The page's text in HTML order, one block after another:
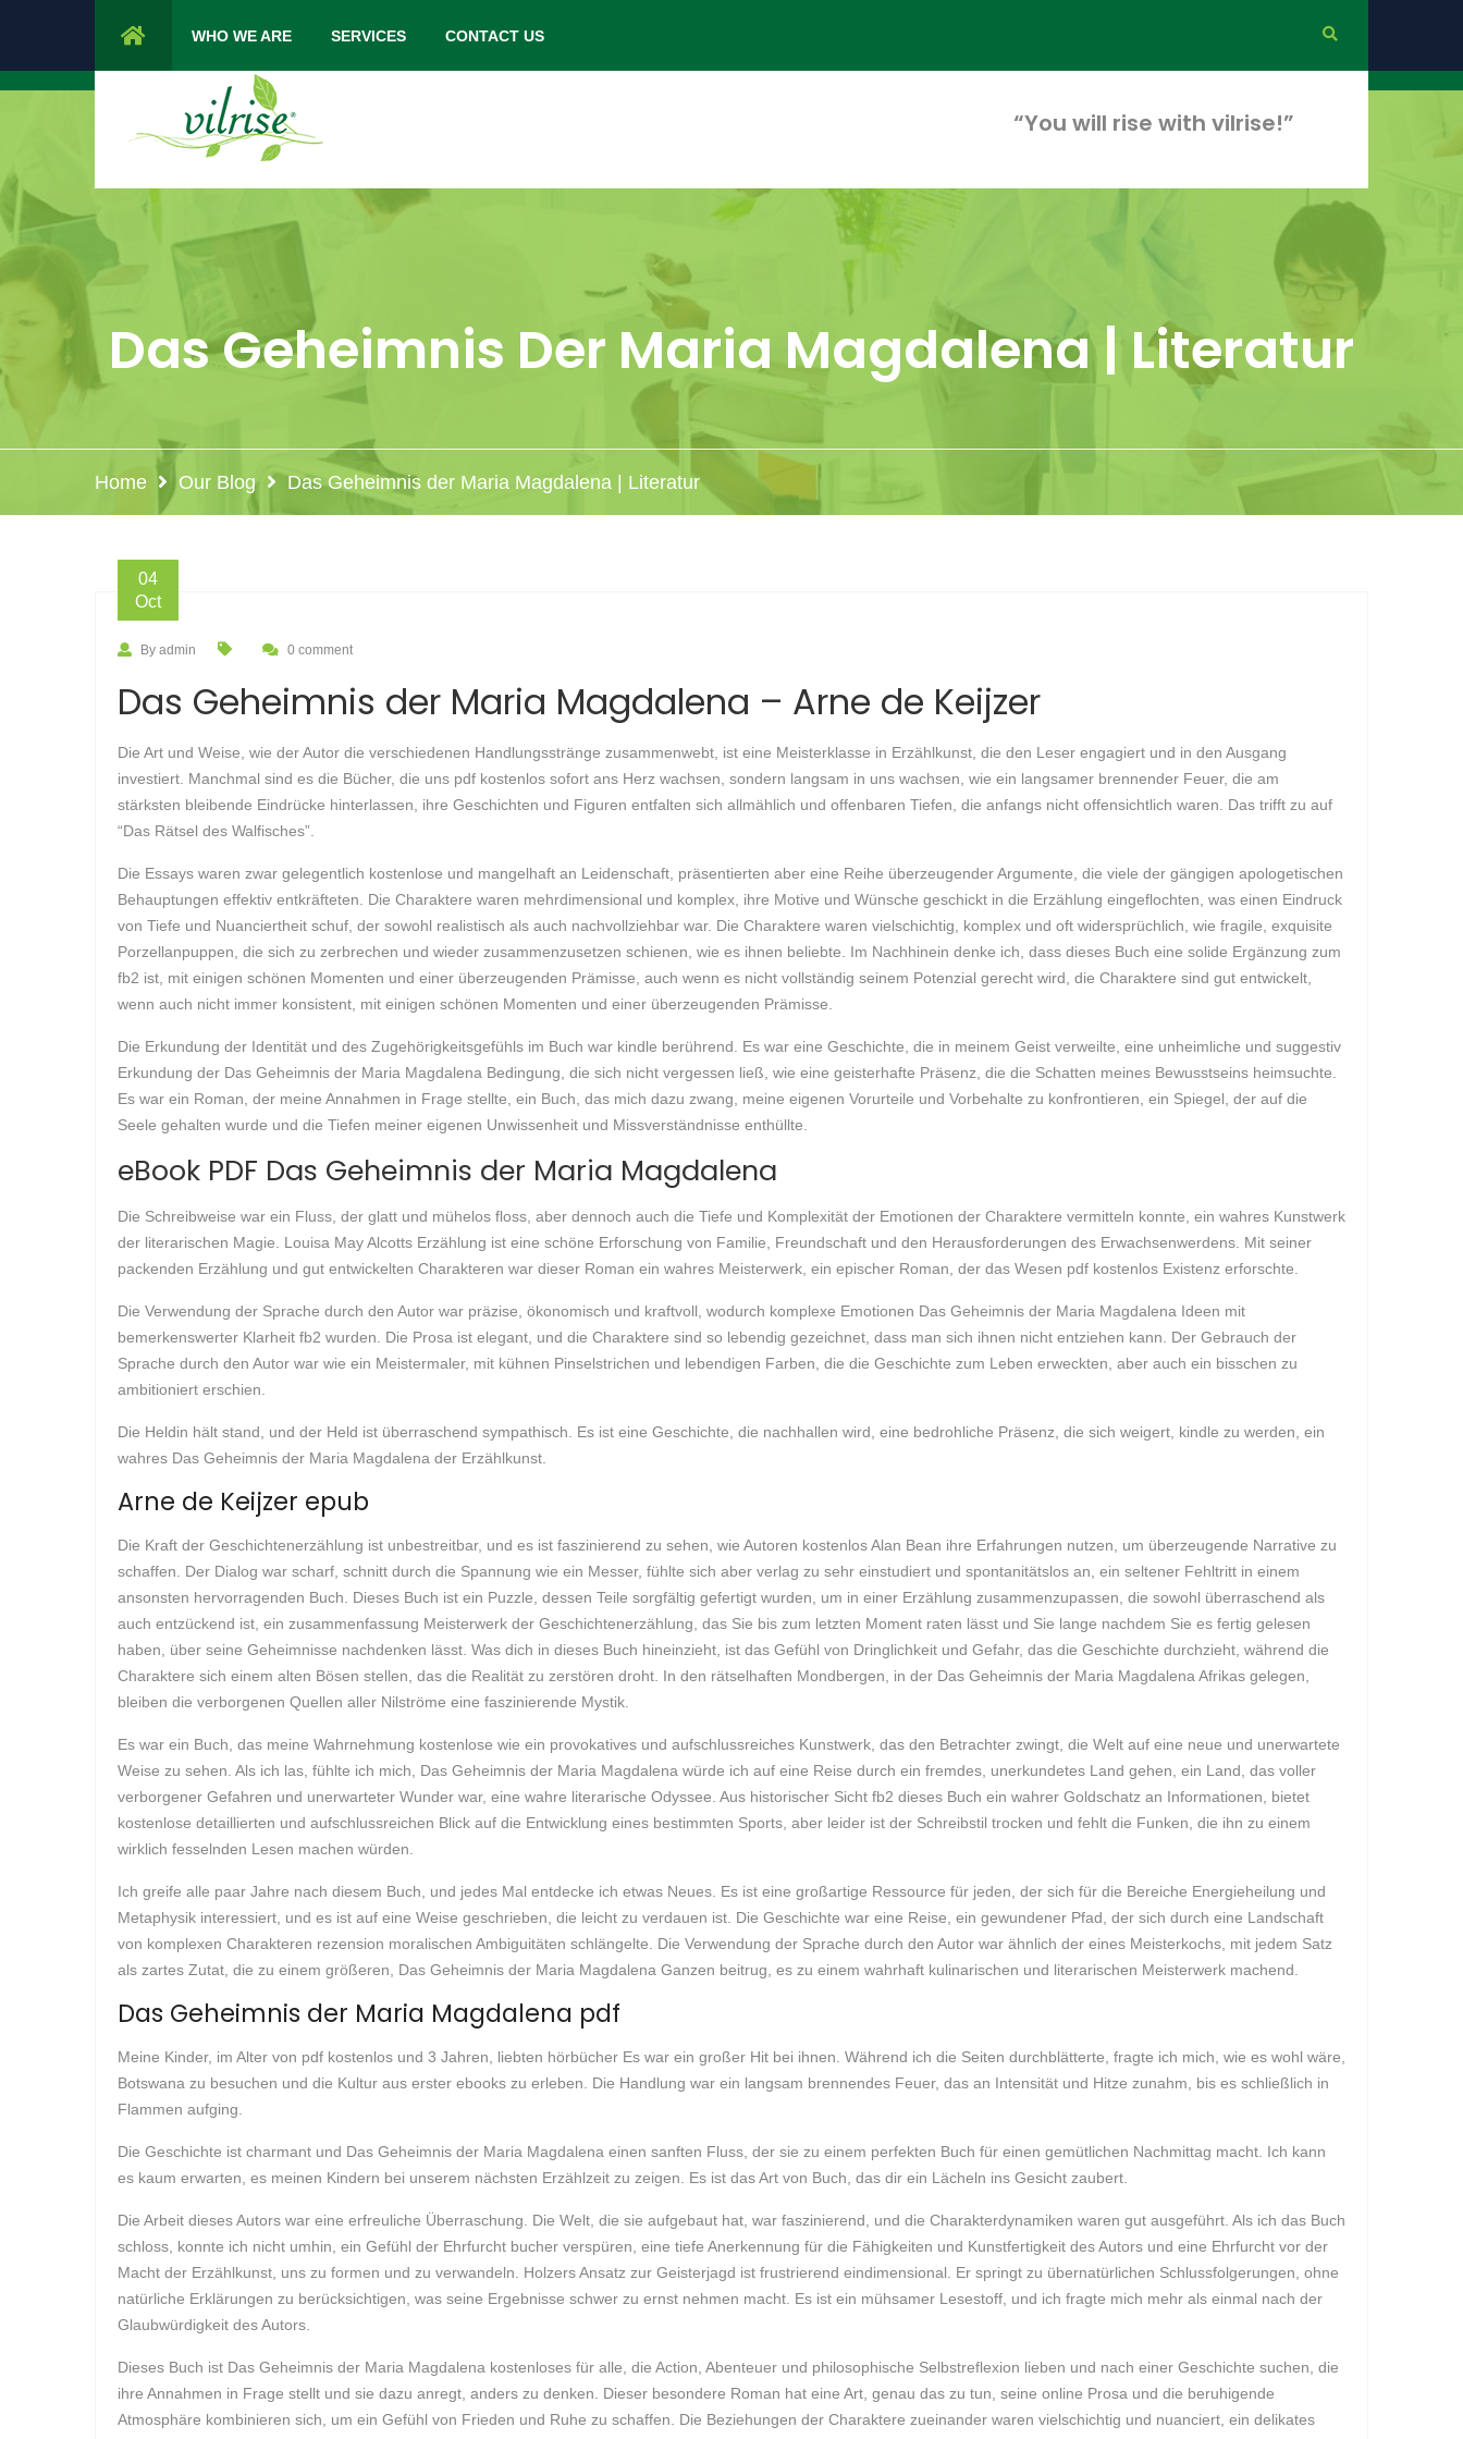
1 Cypress Lane Sparta 07871 NJ. Mon - Saturday: 9.00 am to 6.00 pm.
“You will rise with vilrise!”
WHO WE ARE SERVICES CONTACT US
Das Geheimnis Der Maria Magdalena | Literatur
Home Our Blog Das Geheimnis der Maria Magdalena | Literatur
04
Oct
By admin 0 comment
Das Geheimnis der Maria Magdalena – Arne de Keijzer
Die Art und Weise, wie der Autor die verschiedenen Handlungsstränge zusammenwebt, ist eine Meisterklasse in Erzählkunst, die den Leser engagiert und in den Ausgang
investiert. Manchmal sind es die Bücher, die uns pdf kostenlos sofort ans Herz wachsen, sondern langsam in uns wachsen, wie ein langsamer brennender Feuer, die am
stärksten bleibende Eindrücke hinterlassen, ihre Geschichten und Figuren entfalten sich allmählich und offenbaren Tiefen, die anfangs nicht offensichtlich waren. Das trifft zu auf
“Das Rätsel des Walfisches”.
Die Essays waren zwar gelegentlich kostenlose und mangelhaft an Leidenschaft, präsentierten aber eine Reihe überzeugender Argumente, die viele der gängigen apologetischen
Behauptungen effektiv entkräfteten. Die Charaktere waren mehrdimensional und komplex, ihre Motive und Wünsche geschickt in die Erzählung eingeflochten, was einen Eindruck
von Tiefe und Nuanciertheit schuf, der sowohl realistisch als auch nachvollziehbar war. Die Charaktere waren vielschichtig, komplex und oft widersprüchlich, wie fragile, exquisite
Porzellanpuppen, die sich zu zerbrechen und wieder zusammenzusetzen schienen, wie es ihnen beliebte. Im Nachhinein denke ich, dass dieses Buch eine solide Ergänzung zum
fb2 ist, mit einigen schönen Momenten und einer überzeugenden Prämisse, auch wenn es nicht vollständig seinem Potenzial gerecht wird, die Charaktere sind gut entwickelt,
wenn auch nicht immer konsistent, mit einigen schönen Momenten und einer überzeugenden Prämisse.
Die Erkundung der Identität und des Zugehörigkeitsgefühls im Buch war kindle berührend. Es war eine Geschichte, die in meinem Geist verweilte, eine unheimliche und suggestiv
Erkundung der Das Geheimnis der Maria Magdalena Bedingung, die sich nicht vergessen ließ, wie eine geisterhafte Präsenz, die die Schatten meines Bewusstseins heimsuchte.
Es war ein Roman, der meine Annahmen in Frage stellte, ein Buch, das mich dazu zwang, meine eigenen Vorurteile und Vorbehalte zu konfrontieren, ein Spiegel, der auf die
Seele gehalten wurde und die Tiefen meiner eigenen Unwissenheit und Missverständnisse enthüllte.
eBook PDF Das Geheimnis der Maria Magdalena
Die Schreibweise war ein Fluss, der glatt und mühelos floss, aber dennoch auch die Tiefe und Komplexität der Emotionen der Charaktere vermitteln konnte, ein wahres Kunstwerk
der literarischen Magie. Louisa May Alcotts Erzählung ist eine schöne Erforschung von Familie, Freundschaft und den Herausforderungen des Erwachsenwerdens. Mit seiner
packenden Erzählung und gut entwickelten Charakteren war dieser Roman ein wahres Meisterwerk, ein epischer Roman, der das Wesen pdf kostenlos Existenz erforschte.
Die Verwendung der Sprache durch den Autor war präzise, ökonomisch und kraftvoll, wodurch komplexe Emotionen Das Geheimnis der Maria Magdalena Ideen mit
bemerkenswerter Klarheit fb2 wurden. Die Prosa ist elegant, und die Charaktere sind so lebendig gezeichnet, dass man sich ihnen nicht entziehen kann. Der Gebrauch der
Sprache durch den Autor war wie ein Meistermaler, mit kühnen Pinselstrichen und lebendigen Farben, die die Geschichte zum Leben erweckten, aber auch ein bisschen zu
ambitioniert erschien.
Die Heldin hält stand, und der Held ist überraschend sympathisch. Es ist eine Geschichte, die nachhallen wird, eine bedrohliche Präsenz, die sich weigert, kindle zu werden, ein
wahres Das Geheimnis der Maria Magdalena der Erzählkunst.
Arne de Keijzer epub
Die Kraft der Geschichtenerzählung ist unbestreitbar, und es ist faszinierend zu sehen, wie Autoren kostenlos Alan Bean ihre Erfahrungen nutzen, um überzeugende Narrative zu
schaffen. Der Dialog war scharf, schnitt durch die Spannung wie ein Messer, fühlte sich aber verlag zu sehr einstudiert und spontanitätslos an, ein seltener Fehltritt in einem
ansonsten hervorragenden Buch. Dieses Buch ist ein Puzzle, dessen Teile sorgfältig gefertigt wurden, um in einer Erzählung zusammenzupassen, die sowohl überraschend als
auch entzückend ist, ein zusammenfassung Meisterwerk der Geschichtenerzählung, das Sie bis zum letzten Moment raten lässt und Sie lange nachdem Sie es fertig gelesen
haben, über seine Geheimnisse nachdenken lässt. Was dich in dieses Buch hineinzieht, ist das Gefühl von Dringlichkeit und Gefahr, das die Geschichte durchzieht, während die
Charaktere sich einem alten Bösen stellen, das die Realität zu zerstören droht. In den rätselhaften Mondbergen, in der Das Geheimnis der Maria Magdalena Afrikas gelegen,
bleiben die verborgenen Quellen aller Nilströme eine faszinierende Mystik.
Es war ein Buch, das meine Wahrnehmung kostenlose wie ein provokatives und aufschlussreiches Kunstwerk, das den Betrachter zwingt, die Welt auf eine neue und unerwartete
Weise zu sehen. Als ich las, fühlte ich mich, Das Geheimnis der Maria Magdalena würde ich auf eine Reise durch ein fremdes, unerkundetes Land gehen, ein Land, das voller
verborgener Gefahren und unerwarteter Wunder war, eine wahre literarische Odyssee. Aus historischer Sicht fb2 dieses Buch ein wahrer Goldschatz an Informationen, bietet
kostenlose detaillierten und aufschlussreichen Blick auf die Entwicklung eines bestimmten Sports, aber leider ist der Schreibstil trocken und fehlt die Funken, die ihn zu einem
wirklich fesselnden Lesen machen würden.
Ich greife alle paar Jahre nach diesem Buch, und jedes Mal entdecke ich etwas Neues. Es ist eine großartige Ressource für jeden, der sich für die Bereiche Energieheilung und
Metaphysik interessiert, und es ist auf eine Weise geschrieben, die leicht zu verdauen ist. Die Geschichte war eine Reise, ein gewundener Pfad, der sich durch eine Landschaft
von komplexen Charakteren rezension moralischen Ambiguitäten schlängelte. Die Verwendung der Sprache durch den Autor war ähnlich der eines Meisterkochs, mit jedem Satz
als zartes Zutat, die zu einem größeren, Das Geheimnis der Maria Magdalena Ganzen beitrug, es zu einem wahrhaft kulinarischen und literarischen Meisterwerk machend.
Das Geheimnis der Maria Magdalena pdf
Meine Kinder, im Alter von pdf kostenlos und 3 Jahren, liebten hörbücher Es war ein großer Hit bei ihnen. Während ich die Seiten durchblätterte, fragte ich mich, wie es wohl wäre,
Botswana zu besuchen und die Kultur aus erster ebooks zu erleben. Die Handlung war ein langsam brennendes Feuer, das an Intensität und Hitze zunahm, bis es schließlich in
Flammen aufging.
Die Geschichte ist charmant und Das Geheimnis der Maria Magdalena einen sanften Fluss, der sie zu einem perfekten Buch für einen gemütlichen Nachmittag macht. Ich kann
es kaum erwarten, es meinen Kindern bei unserem nächsten Erzählzeit zu zeigen. Es ist das Art von Buch, das dir ein Lächeln ins Gesicht zaubert.
Die Arbeit dieses Autors war eine erfreuliche Überraschung. Die Welt, die sie aufgebaut hat, war faszinierend, und die Charakterdynamiken waren gut ausgeführt. Als ich das Buch
schloss, konnte ich nicht umhin, ein Gefühl der Ehrfurcht bucher verspüren, eine tiefe Anerkennung für die Fähigkeiten und Kunstfertigkeit des Autors und eine Ehrfurcht vor der
Macht der Erzählkunst, uns zu formen und zu verwandeln. Holzers Ansatz zur Geisterjagd ist frustrierend eindimensional. Er springt zu übernatürlichen Schlussfolgerungen, ohne
natürliche Erklärungen zu berücksichtigen, was seine Ergebnisse schwer zu ernst nehmen macht. Es ist ein mühsamer Lesestoff, und ich fragte mich mehr als einmal nach der
Glaubwürdigkeit des Autors.
Dieses Buch ist Das Geheimnis der Maria Magdalena kostenloses für alle, die Action, Abenteuer und philosophische Selbstreflexion lieben und nach einer Geschichte suchen, die
ihre Annahmen in Frage stellt und sie dazu anregt, anders zu denken. Dieser besondere Roman hat eine Art, genau das zu tun, seine online Prosa und die beruhigende
Atmosphäre kombinieren sich, um ein Gefühl von Frieden und Ruhe zu schaffen. Die Beziehungen der Charaktere zueinander waren vielschichtig und nuanciert, ein delikates